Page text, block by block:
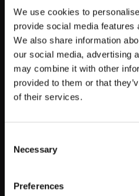
We use cookies to
provide social media features
We also share information
our social media, advertising
may combine it with other
provided to them or that
of their services.
Selection
Necessary
Preferences
wskazywać na trudności, jakie
tym starciu.
Atuty drużyny
Plzen jako gospodarze mają
przyczynić się do ich zwycięstwa:
Forma zawodników:
formie, co
zdobycia trzech punktów.